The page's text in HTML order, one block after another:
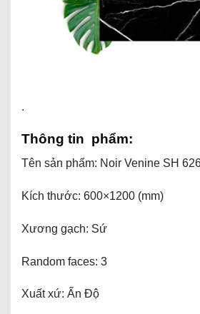
.
Thông tin phẩm:
Tên sản phẩm: Noir Venine SH
Kích thước: 600×1200 (mm)
Xương gạch: Sứ
Random faces: 3
Xuất xứ: Ấn Độ